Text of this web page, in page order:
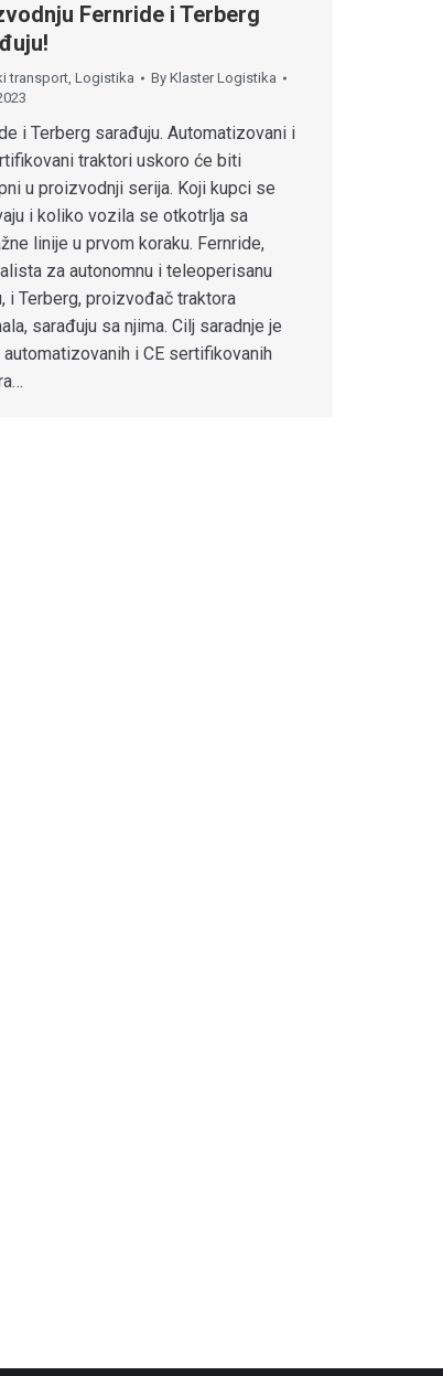
Fernride i Terberg
transport Logistika By Klaster Logistika
i Terberg sarađuju. Automatizovani i
traktori uskoro će biti
u proizvodnji serija. Koji kupci se
i koliko vozila se otkotrlja sa
linije u prvom koraku. Fernride,
za autonomnu i teleoperisanu
i Terberg, proizvođač traktora
sarađuju sa njima. Cilj saradnje je
i CE sertifikovanih